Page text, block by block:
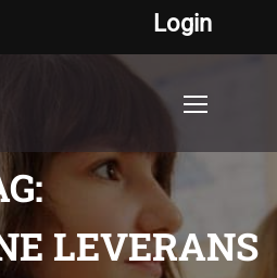
Login
LEVERANS